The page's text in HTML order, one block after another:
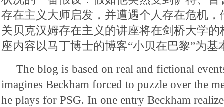
存在主义大师启发，并遭遇个人存在危机
关贝克汉姆存在主义的讲座将在剑桥大学
座内容以马丁博士的博客“小贝在巴黎”为基
The blog is based on real and fictional
imagines Beckham forced to puzzle over the
he plays for PSG. In one entry Beckham